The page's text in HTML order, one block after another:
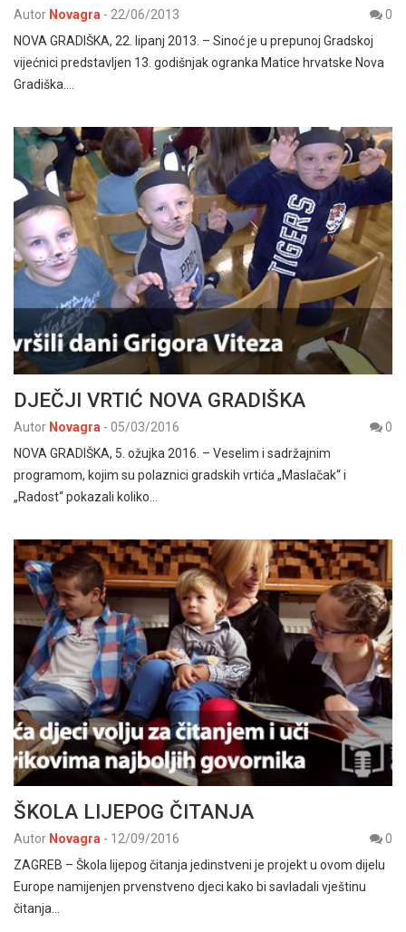
Autor Novagra - 22/06/2013
0
NOVA GRADIŠKA, 22. lipanj 2013. – Sinoć je u prepunoj Gradskoj
vijećnici predstavljen 13. godišnjak ogranka Matice hrvatske Nova
Gradiška.…
DJEČJI VRTIĆ NOVA GRADIŠKA
Autor Novagra - 05/03/2016
0
NOVA GRADIŠKA, 5. ožujka 2016. – Veselim i sadržajnim
programom, kojim su polaznici gradskih vrtića „Maslačak“ i
„Radost“ pokazali koliko…
ŠKOLA LIJEPOG ČITANJA
Autor Novagra - 12/09/2016
0
ZAGREB – Škola lijepog čitanja jedinstveni je projekt u ovom dijelu
Europe namijenjen prvenstveno djeci kako bi savladali vještinu
čitanja…